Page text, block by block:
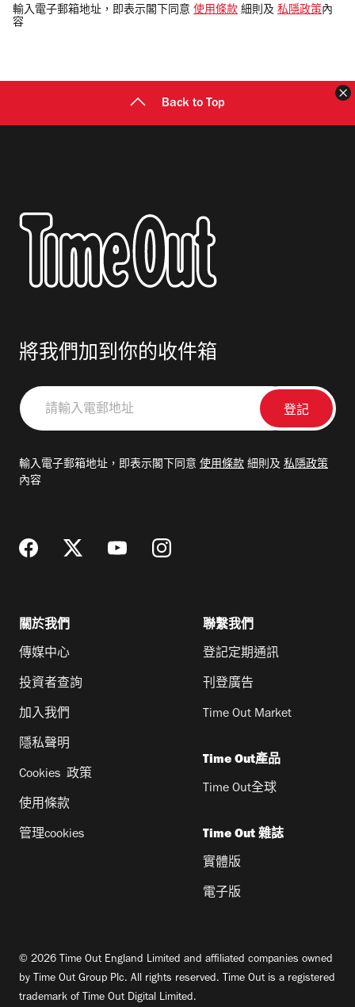
電
郵
輸入電子郵箱地址，即表示閣下同意 使用條款 細則及 私隱政策 內
容
Back to Top
將我們加到你的收件箱
請
輸
郵
輸入電子郵箱地址，即表示閣下同意 使用條款 細則及 私隱政策
內容
關於我們
傳媒中心
投資者查詢
加入我們
隱私聲明
Cookies 政策
使用條款
管理cookies
聯繫我們
登記定期通訊
刊登廣告
Time Out Market
Time Out產品
Time Out全球
Time Out 雜誌
實體版
電子版
© 2026 Time Out England Limited and affiliated companies owned
by Time Out Group Plc. All rights reserved. Time Out is a registered
trademark of Time Out Digital Limited.